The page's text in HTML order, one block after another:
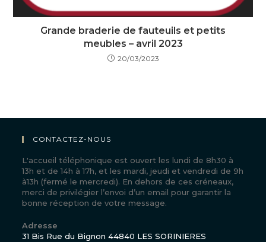
Grande braderie de fauteuils et petits
meubles – avril 2023
20/03/2023
CONTACTEZ-NOUS
L'accueil téléphonique est ouvert les lundi de 8h30 à
13h et de 14h à 17h, et les mardi, jeudi et vendredi de 9h
à13h (fermé le mercredi). En dehors de ces créneaux,
merci de privilégier l’envoi d’un email pour garantir la
bonne réception de votre message.
Adresse
31 Bis Rue du Bignon 44840 LES SORINIERES